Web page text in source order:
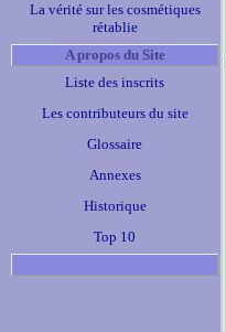
La vérité sur les cosmétiques
rétablie
A propos du Site
Liste des inscrits
Les contributeurs du site
Glossaire
Annexes
Historique
Top 10